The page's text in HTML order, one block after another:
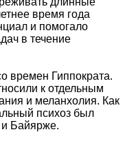
время года
и помогало
в течение
времен Гиппократа.
к отдельным
и меланхолия. Как
психоз был
Байярже.